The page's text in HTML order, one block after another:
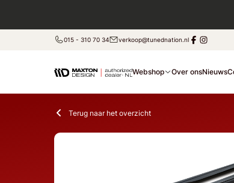
015 - 310 70 34 verkoop@tunednation.nl
Webshop Over onsNieuws
Terug naar het overzicht